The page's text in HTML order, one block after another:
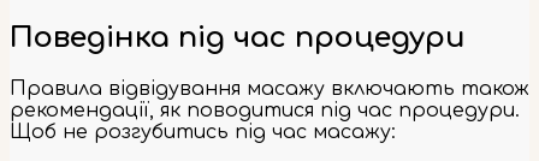
Поведінка під час процедури
Правила відвідування масажу включають також
рекомендації, як поводитися під час процедури.
Щоб не розгубитись під час масажу: